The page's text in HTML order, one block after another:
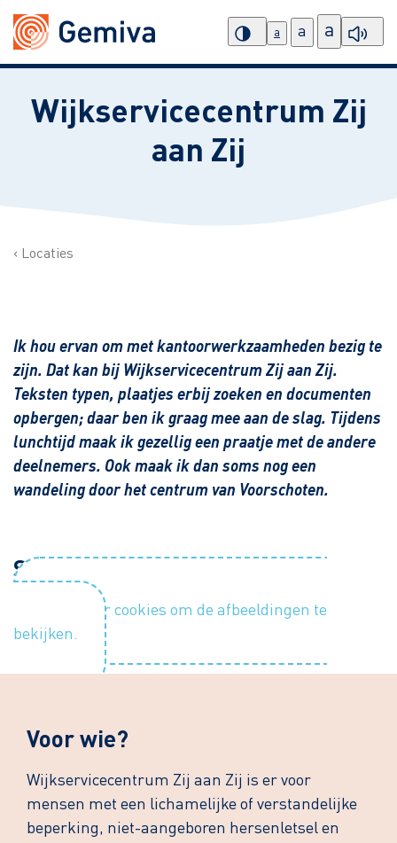
a a a
Wijkservicecentrum Zij
aan Zij
Locaties
Ik hou ervan om met kantoorwerkzaamheden bezig te
zijn. Dat kan bij Wijkservicecentrum Zij aan Zij.
Teksten typen, plaatjes erbij zoeken en documenten
opbergen; daar ben ik graag mee aan de slag. Tijdens
lunchtijd maak ik gezellig een praatje met de andere
deelnemers. Ook maak ik dan soms nog een
wandeling door het centrum van Voorschoten.
Sfeerimpressie
Accepteer cookies om de afbeeldingen te
bekijken.
Voor wie?
Wijkservicecentrum Zij aan Zij is er voor
mensen met een lichamelijke of verstandelijke
beperking, niet-aangeboren hersenletsel en